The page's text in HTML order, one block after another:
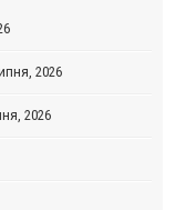
2026
2026